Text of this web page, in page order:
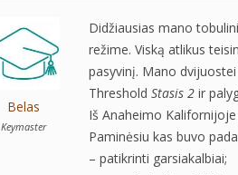
Belas
Keymaster
Didžiausias mano
režime. Viską atlikus
pasyvinį. Mano
Threshold Stasis 2 ir
Iš Anaheimo
Paminėsiu kas buvo
– patikrinti garsiakalbiai;